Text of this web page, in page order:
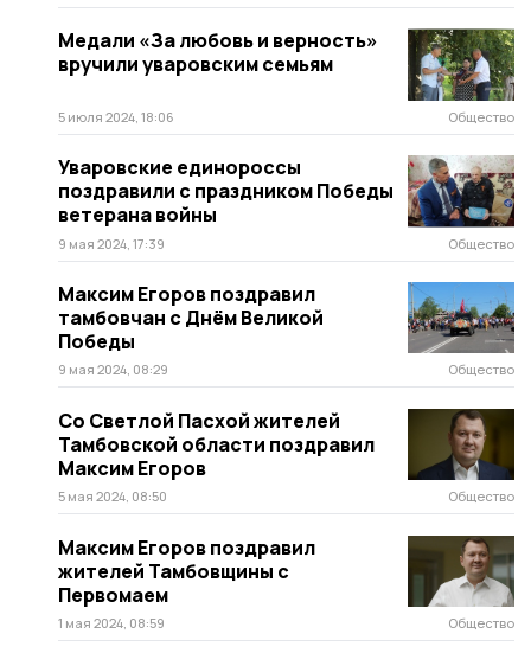
Медали «За любовь и верность»
вручили уваровским семьям
5 июля 2024, 18:06 Общество
Уваровские единороссы
поздравили с праздником Победы
ветерана войны
9 мая 2024, 17:39 Общество
Максим Егоров поздравил
тамбовчан с Днём Великой
Победы
9 мая 2024, 08:29 Общество
Со Светлой Пасхой жителей
Тамбовской области поздравил
Максим Егоров
5 мая 2024, 08:50 Общество
Максим Егоров поздравил
жителей Тамбовщины с
Первомаем
1 мая 2024, 08:59 Общество